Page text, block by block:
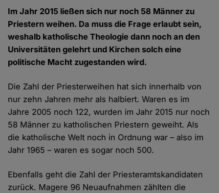
Im Jahr 2015 ließen sich nur noch 58 Männer zu
Priestern weihen. Da muss die Frage erlaubt sein,
weshalb katholische Theologie dann noch an den
Universitäten gelehrt und Kirchen solch eine
politische Macht zugestanden wird.
Die Zahl der Priesterweihen hat sich innerhalb von
nur zehn Jahren mehr als halbiert. Waren es im
Jahre 2005 noch 122, wurden im Jahr 2015 nur noch
58 Männer zu katholischen Priestern geweiht. Als
die katholische Welt noch in Ordnung war – also im
Jahr 1965 – waren es sogar noch 500.
Ebenfalls geht die Zahl der Priesteramtskandidaten
zurück. Magere 96 Neuaufnahmen zählten die